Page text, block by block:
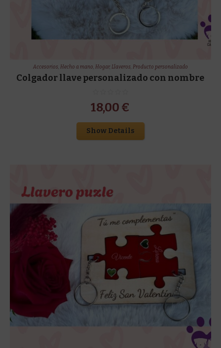
Accesorios, Hecho a mano, Hogar, Llaveros, Producto personalizado
Colgador llave personalizado con nombre
18,00 €
Show Details